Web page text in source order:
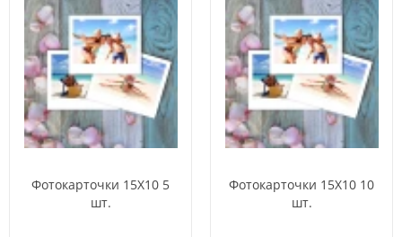
Фотокарточки 15Х10 5
шт.
Фотокарточки 15Х10 10
шт.